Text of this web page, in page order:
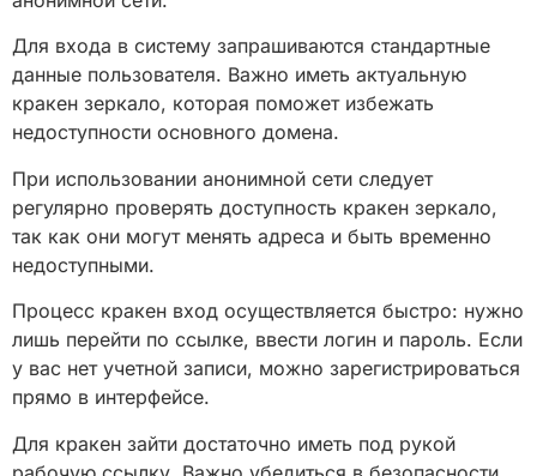
Для входа в систему запрашиваются стандартные
данные пользователя. Важно иметь актуальную
кракен зеркало, которая поможет избежать
недоступности основного домена.
При использовании анонимной сети следует
регулярно проверять доступность кракен зеркало,
так как они могут менять адреса и быть временно
недоступными.
Процесс кракен вход осуществляется быстро: нужно
лишь перейти по ссылке, ввести логин и пароль. Если
у вас нет учетной записи, можно зарегистрироваться
прямо в интерфейсе.
Для кракен зайти достаточно иметь под рукой